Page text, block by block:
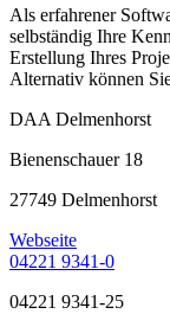
Als erfahrener
selbständig Ihre
Erstellung Ihres
Alternativ können
DAA Delmenhorst
Bienenschauer 18
27749 Delmenhorst
Webseite
04221 9341-0
04221 9341-25